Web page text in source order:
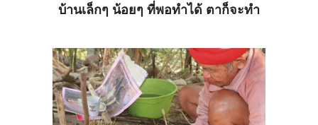
บ้านเล็กๆ น้อยๆ ที่พอทำได้ ตาก็จะทำ